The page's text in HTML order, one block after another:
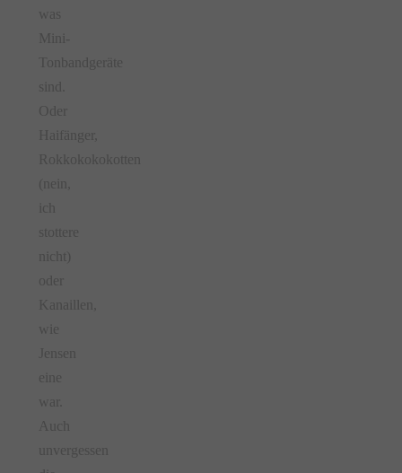
was
Mini-
Tonbandgeräte
sind.
Oder
Haifänger,
Rokkokokokotten
(nein,
ich
stottere
nicht)
oder
Kanaillen,
wie
Jensen
eine
war.
Auch
unvergessen